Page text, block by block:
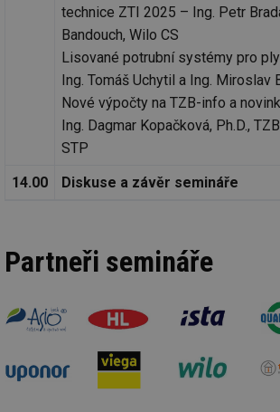
technice ZTI 2025 – Ing. Petr
Bandouch, Wilo CS
Lisované potrubní systémy pro
Ing. Tomáš Uchytil a Ing. Miroslav
Nové výpočty na TZB-info a
Ing. Dagmar Kopačková, Ph.D.,
STP
14.00
Diskuse a závěr semináře
Partneři semináře